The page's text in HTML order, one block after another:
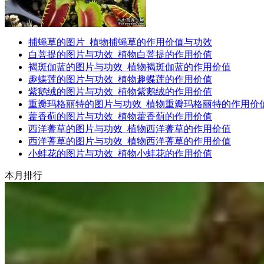
捕蝇草的图片_植物捕蝇草的作用价值与功效
白菩提的图片与功效_植物白菩提的作用价值
褐斑伽蓝的图片与功效_植物褐斑伽蓝的作用价值
趣蝶莲的图片与功效_植物趣蝶莲的作用价值
紫鹅绒的图片与功效_植物紫鹅绒的作用价值
重瓣玛格丽特的图片与功效_植物重瓣玛格丽特的作用价
藿香蓟的图片与功效_植物藿香蓟的作用价值
西洋蓍草的图片与功效_植物西洋蓍草的作用价值
西洋蓍草的图片与功效_植物西洋蓍草的作用价值
小蚌花的图片与功效_植物小蚌花的作用价值
本月排行